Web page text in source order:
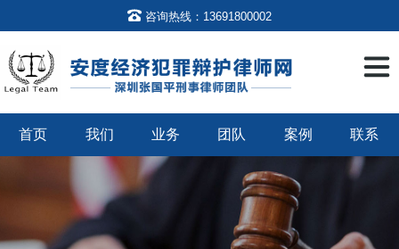
 咨询热线：13691800002
首页 我们 业务 团队 案例 联系